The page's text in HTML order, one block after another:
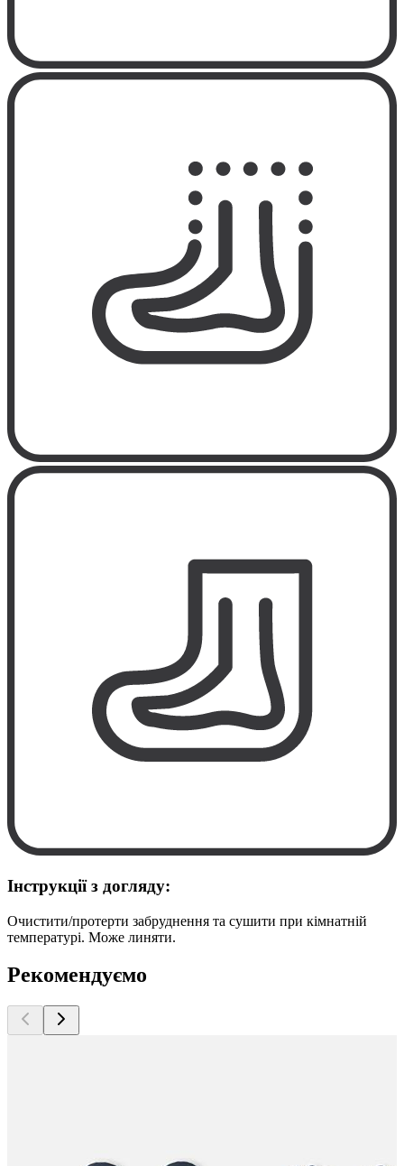
Інструкції з догляду:
Очистити/протерти забруднення та сушити при кімнатній
температурі. Може линяти.
Рекомендуємо